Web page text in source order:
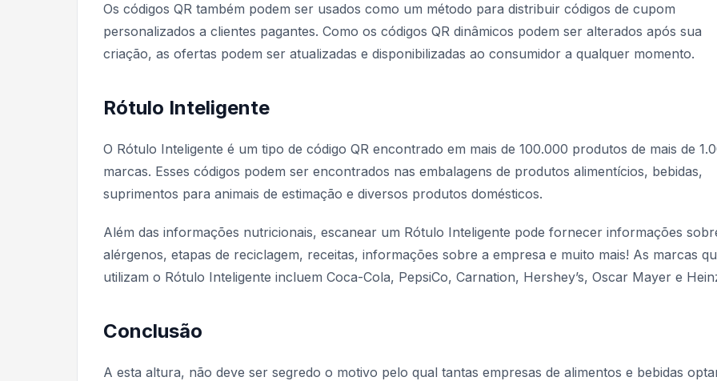
Os códigos QR também podem ser usados como um método para distribuir códigos de cupom
personalizados a clientes pagantes. Como os códigos QR dinâmicos podem ser alterados após sua
criação, as ofertas podem ser atualizadas e disponibilizadas ao consumidor a qualquer momento.
Rótulo Inteligente
O Rótulo Inteligente é um tipo de código QR encontrado em mais de 100.000 produtos de mais de
marcas. Esses códigos podem ser encontrados nas embalagens de produtos alimentícios, bebidas,
suprimentos para animais de estimação e diversos produtos domésticos.
Além das informações nutricionais, escanear um Rótulo Inteligente pode fornecer informações
alérgenos, etapas de reciclagem, receitas, informações sobre a empresa e muito mais! As marcas
utilizam o Rótulo Inteligente incluem Coca-Cola, PepsiCo, Carnation, Hershey’s, Oscar Mayer e
Conclusão
A esta altura, não deve ser segredo o motivo pelo qual tantas empresas de alimentos e bebidas